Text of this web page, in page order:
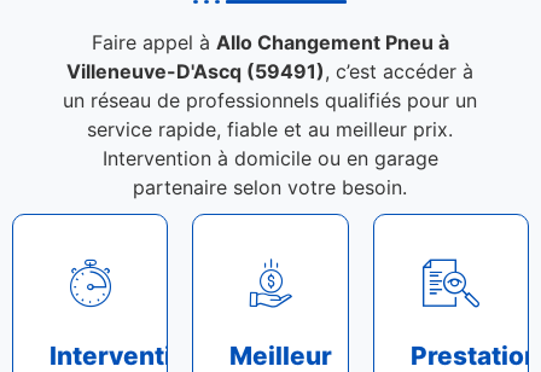
Faire appel à Allo Changement Pneu à
Villeneuve-D'Ascq (59491), c’est accéder à
un réseau de professionnels qualifiés pour un
service rapide, fiable et au meilleur prix.
Intervention à domicile ou en garage
partenaire selon votre besoin.
Intervention
Meilleur
Prestation